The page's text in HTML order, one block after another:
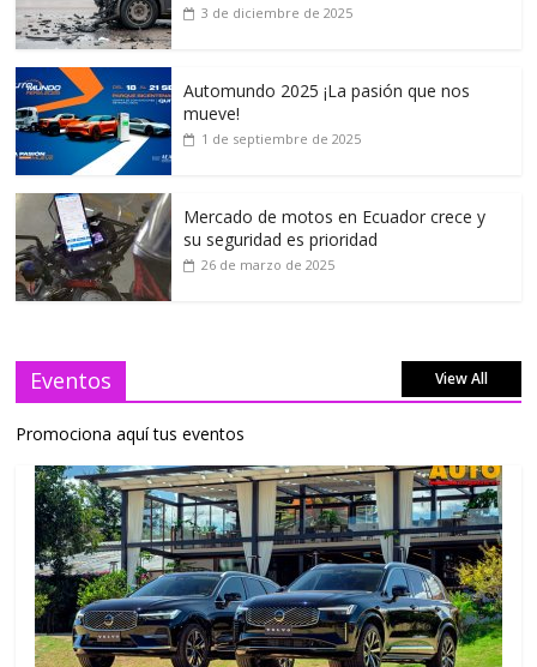
3 de diciembre de 2025
Automundo 2025 ¡La pasión que nos
mueve!
1 de septiembre de 2025
Mercado de motos en Ecuador crece y
su seguridad es prioridad
26 de marzo de 2025
Eventos View All
Promociona aquí tus eventos